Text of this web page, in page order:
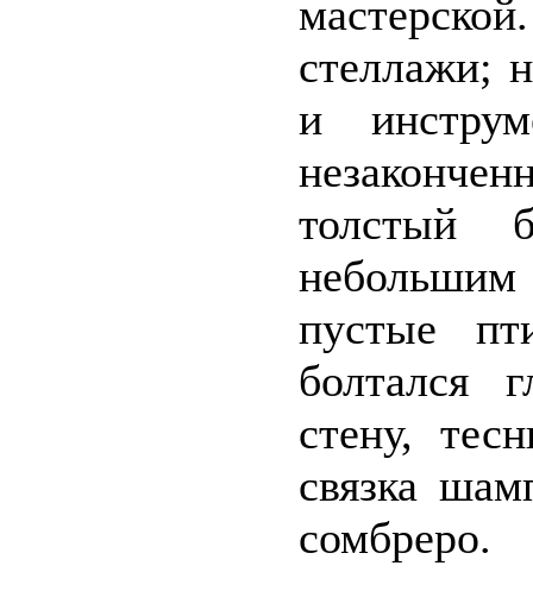
стеллажи;
и
толстый
пустые
болтался
стену,
связка
сомбреро.